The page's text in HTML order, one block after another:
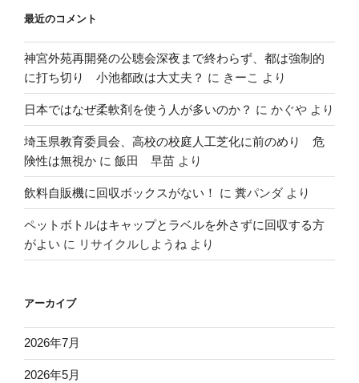
最近のコメント
神宮外苑再開発の公聴会深夜まで終わらず、都は強制的
に打ち切り 小池都政は大丈夫？ に きーこ より
日本ではなぜ柔軟剤を使う人が多いのか？ に かぐや より
埼玉県教育委員会、高校の校庭人工芝化に前のめり 危
険性は無視か に 飯田 早苗 より
飲料自販機に回収ボックスがない！ に 糞パンダ より
ペットボトルはキャップとラベルを外さずに回収する方
がよい に リサイクルしようね より
アーカイブ
2026年7月
2026年5月